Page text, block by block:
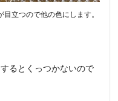
立つので他の色にします。
るとくっつかないので